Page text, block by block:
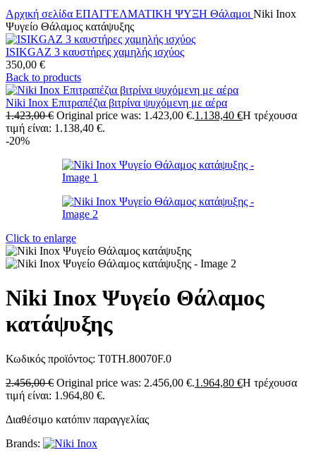
Αρχική σελίδα ΕΠΑΓΓΕΛΜΑΤΙΚΗ ΨΥΞΗ Θάλαμοι Niki Inox
Ψυγείο Θάλαμος κατάψυξης
ISIKGAZ 3 καυστήρες χαμηλής ισχύος
350,00 €
Back to products
Niki Inox Επιτραπέζια βιτρίνα ψυχόμενη με αέρα
1.423,00€ Original price was: 1.423,00 €.1.138,40 €Η τρέχουσα
τιμή είναι: 1.138,40 €.
-20%
Click to enlarge
Niki Inox Ψυγείο Θάλαμος
κατάψυξης
Κωδικός προϊόντος: T0TH.80070F.0
2.456,00€ Original price was: 2.456,00 €.1.964,80 €Η τρέχουσα
τιμή είναι: 1.964,80 €.
Διαθέσιμο κατόπιν παραγγελίας
Brands: